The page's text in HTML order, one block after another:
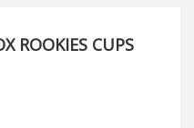
ROOKIES CUPS